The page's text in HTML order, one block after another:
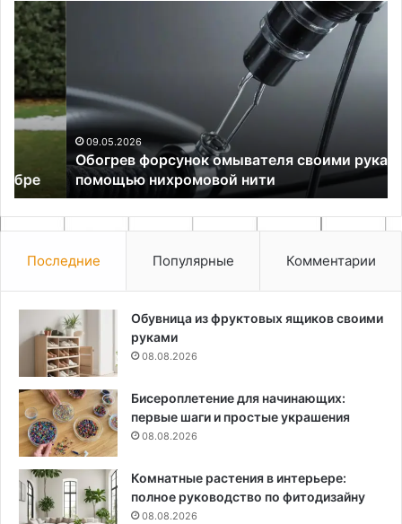
Обогрев
форсунок
омывателя
своими
руками
с
помощью
нихромовой
09.05.2026
Обогрев форсунок омывателя своими руками с
помощью нихромовой нити
Последние Популярные Комментарии
Обувница из фруктовых ящиков своими
руками
08.08.2026
Бисероплетение для начинающих:
первые шаги и простые украшения
08.08.2026
Комнатные растения в интерьере:
полное руководство по фитодизайну
08.08.2026